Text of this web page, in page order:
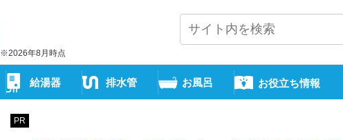
※2026年8月時点
給湯器 排水管 お風呂 お役立ち情報
PR